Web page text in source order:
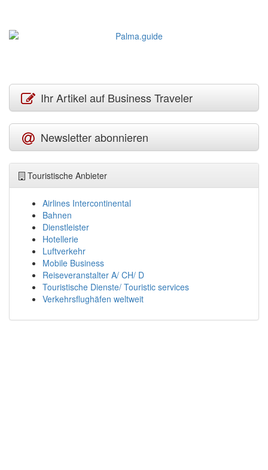
Ihr Artikel auf Business Traveler
Newsletter abonnieren
Touristische Anbieter
Airlines Intercontinental
Bahnen
Dienstleister
Hotellerie
Luftverkehr
Mobile Business
Reiseveranstalter A/ CH/ D
Touristische Dienste/ Touristic services
Verkehrsflughäfen weltweit